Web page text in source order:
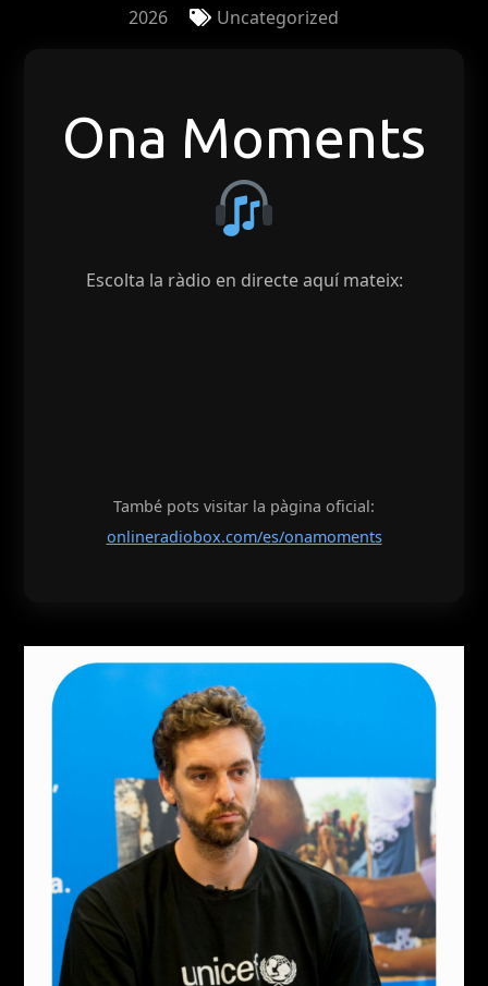
2026
Uncategorized
Ona Moments
Escolta la ràdio en directe aquí mateix:
També pots visitar la pàgina oficial:
onlineradiobox.com/es/onamoments